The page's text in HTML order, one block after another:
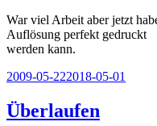
War viel Arbeit aber jetzt
Auflösung perfekt gedruckt
werden kann.
Veröffentlicht
2009-05-222018-05-01
Überlaufen